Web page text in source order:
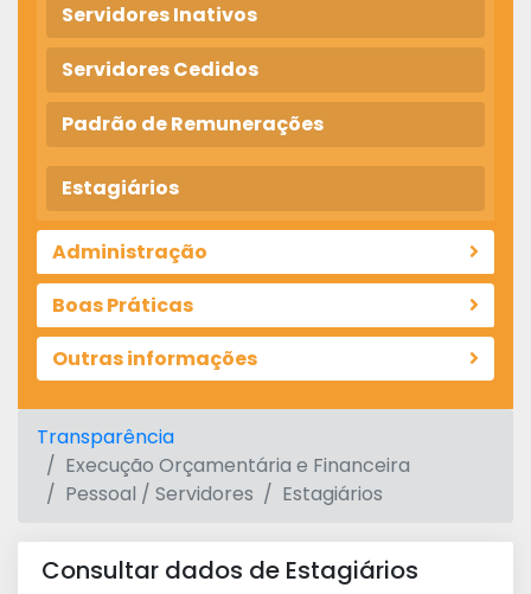
Servidores Inativos
Servidores Cedidos
Padrão de Remunerações
Estagiários
Administração
Boas Práticas
Outras informações
Transparência
Execução Orçamentária e Financeira
Pessoal / Servidores
Estagiários
Consultar dados de Estagiários